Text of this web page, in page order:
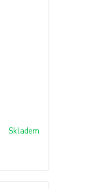
Skladem